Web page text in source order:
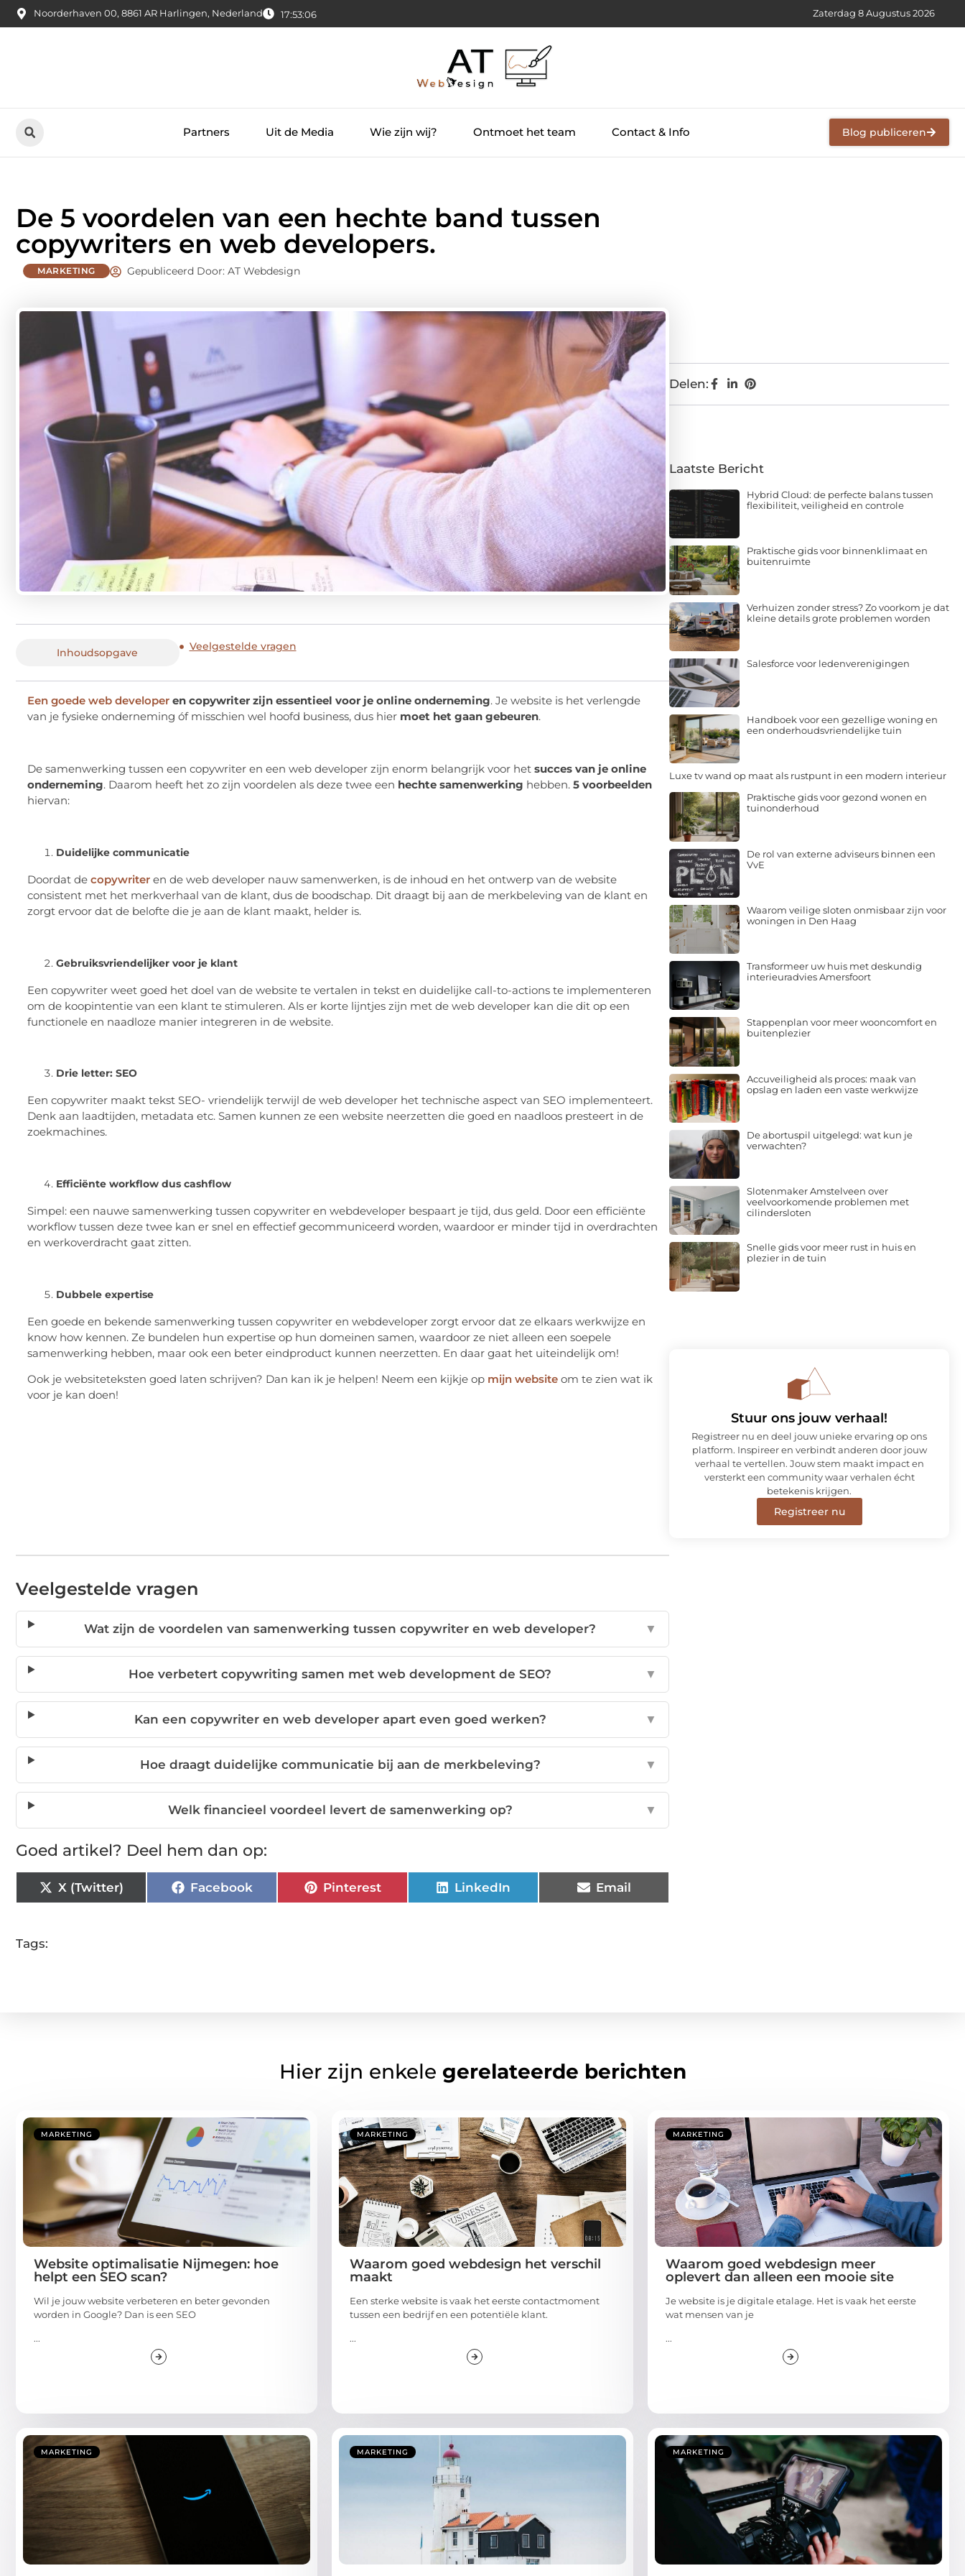
Noorderhaven 00, 8861 AR Harlingen, Nederland 17:53:07 Zaterdag 8 Augustus 2026
Partners Uit de Media Wie zijn wij? Ontmoet het team Contact & Info Blog publiceren
De 5 voordelen van een hechte band tussen
copywriters en web developers.
MARKETING Gepubliceerd Door: AT Webdesign
Inhoudsopgave Veelgestelde vragen
Een goede web developer en copywriter zijn essentieel voor je online onderneming. Je website is het verlengde
van je fysieke onderneming óf misschien wel hoofd business, dus hier moet het gaan gebeuren.
De samenwerking tussen een copywriter en een web developer zijn enorm belangrijk voor het succes van je online
onderneming. Daarom heeft het zo zijn voordelen als deze twee een hechte samenwerking hebben. 5 voorbeelden
hiervan:
Duidelijke communicatie
Doordat de copywriter en de web developer nauw samenwerken, is de inhoud en het ontwerp van de website
consistent met het merkverhaal van de klant, dus de boodschap. Dit draagt bij aan de merkbeleving van de klant en
zorgt ervoor dat de belofte die je aan de klant maakt, helder is.
Gebruiksvriendelijker voor je klant
Een copywriter weet goed het doel van de website te vertalen in tekst en duidelijke call-to-actions te implementeren
om de koopintentie van een klant te stimuleren. Als er korte lijntjes zijn met de web developer kan die dit op een
functionele en naadloze manier integreren in de website.
Drie letter: SEO
Een copywriter maakt tekst SEO- vriendelijk terwijl de web developer het technische aspect van SEO implementeert.
Denk aan laadtijden, metadata etc. Samen kunnen ze een website neerzetten die goed en naadloos presteert in de
zoekmachines.
Efficiënte workflow dus cashflow
Simpel: een nauwe samenwerking tussen copywriter en webdeveloper bespaart je tijd, dus geld. Door een efficiënte
workflow tussen deze twee kan er snel en effectief gecommuniceerd worden, waardoor er minder tijd in overdrachten
en werkoverdracht gaat zitten.
Dubbele expertise
Een goede en bekende samenwerking tussen copywriter en webdeveloper zorgt ervoor dat ze elkaars werkwijze en
know how kennen. Ze bundelen hun expertise op hun domeinen samen, waardoor ze niet alleen een soepele
samenwerking hebben, maar ook een beter eindproduct kunnen neerzetten. En daar gaat het uiteindelijk om!
Ook je websiteteksten goed laten schrijven? Dan kan ik je helpen! Neem een kijkje op mijn website om te zien wat ik
voor je kan doen!
Veelgestelde vragen
Wat zijn de voordelen van samenwerking tussen copywriter en web developer? ▼
Hoe verbetert copywriting samen met web development de SEO? ▼
Kan een copywriter en web developer apart even goed werken? ▼
Hoe draagt duidelijke communicatie bij aan de merkbeleving? ▼
Welk financieel voordeel levert de samenwerking op? ▼
Goed artikel? Deel hem dan op:
X (Twitter) Facebook Pinterest LinkedIn Email
Tags:
Delen:
Laatste Bericht
Hybrid Cloud: de perfecte balans tussen
flexibiliteit, veiligheid en controle
Praktische gids voor binnenklimaat en
buitenruimte
Verhuizen zonder stress? Zo voorkom je dat
kleine details grote problemen worden
Salesforce voor ledenverenigingen
Handboek voor een gezellige woning en
een onderhoudsvriendelijke tuin
Luxe tv wand op maat als rustpunt in een modern interieur
Praktische gids voor gezond wonen en
tuinonderhoud
De rol van externe adviseurs binnen een
VvE
Waarom veilige sloten onmisbaar zijn voor
woningen in Den Haag
Transformeer uw huis met deskundig
interieuradvies Amersfoort
Stappenplan voor meer wooncomfort en
buitenplezier
Accuveiligheid als proces: maak van
opslag en laden een vaste werkwijze
De abortuspil uitgelegd: wat kun je
verwachten?
Slotenmaker Amstelveen over
veelvoorkomende problemen met
cilindersloten
Snelle gids voor meer rust in huis en
plezier in de tuin
Stuur ons jouw verhaal!
Registreer nu en deel jouw unieke ervaring op ons
platform. Inspireer en verbindt anderen door jouw
verhaal te vertellen. Jouw stem maakt impact en
versterkt een community waar verhalen écht
betekenis krijgen.
Registreer nu
Hier zijn enkele gerelateerde berichten
MARKETING
Website optimalisatie Nijmegen: hoe
helpt een SEO scan?
Wil je jouw website verbeteren en beter gevonden
worden in Google? Dan is een SEO
...
MARKETING
Waarom goed webdesign het verschil
maakt
Een sterke website is vaak het eerste contactmoment
tussen een bedrijf en een potentiële klant.
...
MARKETING
Waarom goed webdesign meer
oplevert dan alleen een mooie site
Je website is je digitale etalage. Het is vaak het eerste
wat mensen van je
...
MARKETING MARKETING MARKETING